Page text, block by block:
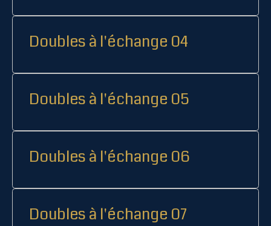
Doubles à l'échange 04
Doubles à l'échange 05
Doubles à l'échange 06
Doubles à l'échange 07